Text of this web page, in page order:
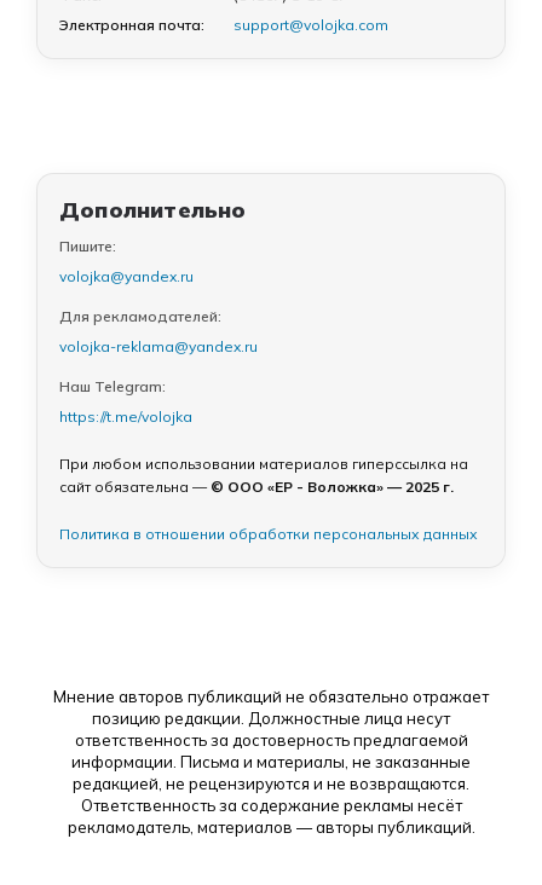
Электронная почта:
support@volojka.com
Дополнительно
Пишите:
volojka@yandex.ru
Для рекламодателей:
volojka-reklama@yandex.ru
Наш Telegram:
https://t.me/volojka
При любом использовании материалов гиперссылка на
сайт обязательна — © ООО «ЕР - Воложка» — 2025 г.
Политика в отношении обработки персональных данных
Мнение авторов публикаций не обязательно отражает
позицию редакции. Должностные лица несут
ответственность за достоверность предлагаемой
информации. Письма и материалы, не заказанные
редакцией, не рецензируются и не возвращаются.
Ответственность за содержание рекламы несёт
рекламодатель, материалов — авторы публикаций.